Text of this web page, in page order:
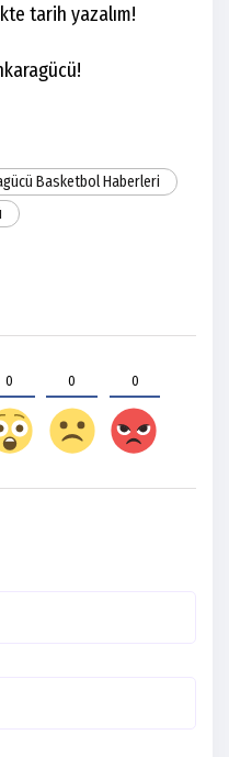
tarih yazalım!
Basketbol Haberleri
0 0 0